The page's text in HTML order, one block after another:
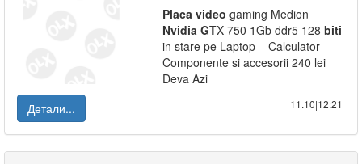
Placa video gaming Medion
Nvidia GTX 750 1Gb ddr5 128 biti
in stare pe Laptop – Calculator
Componente si accesorii 240 lei
Deva Azi
Детали...
11.10|12:21